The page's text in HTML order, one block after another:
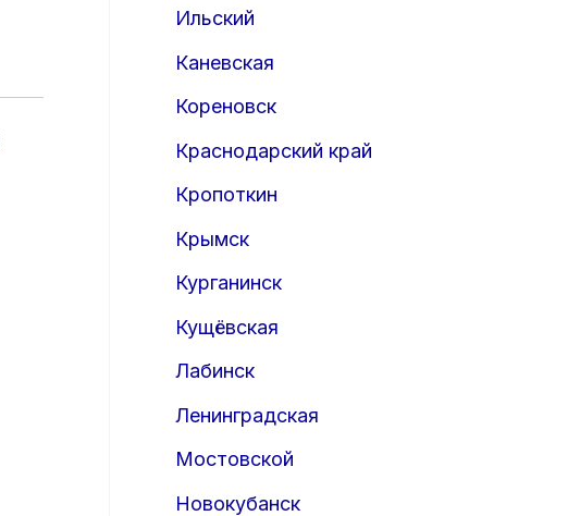
Ильский
Каневская
Кореновск
Краснодарский край
Кропоткин
Крымск
Курганинск
Кущёвская
Лабинск
Ленинградская
Мостовской
Новокубанск